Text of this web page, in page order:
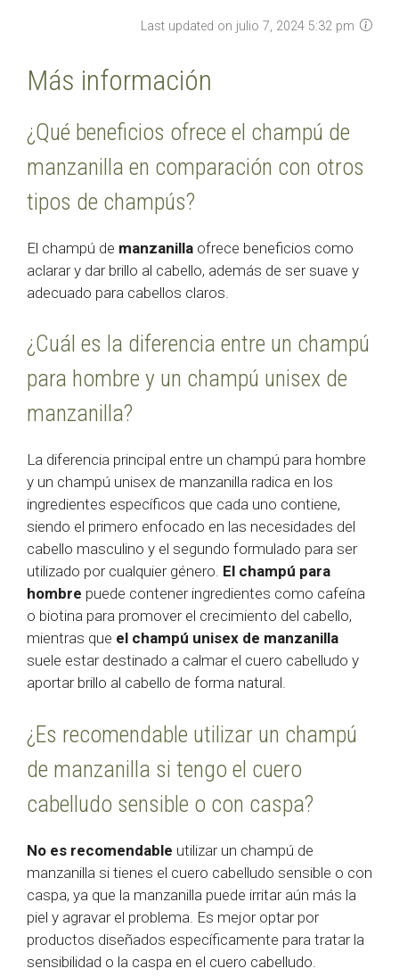
Last updated on julio 7, 2024 5:32 pm
Más información
¿Qué beneficios ofrece el champú de
manzanilla en comparación con otros
tipos de champús?
El champú de manzanilla ofrece beneficios como
aclarar y dar brillo al cabello, además de ser suave y
adecuado para cabellos claros.
¿Cuál es la diferencia entre un champú
para hombre y un champú unisex de
manzanilla?
La diferencia principal entre un champú para hombre
y un champú unisex de manzanilla radica en los
ingredientes específicos que cada uno contiene,
siendo el primero enfocado en las necesidades del
cabello masculino y el segundo formulado para ser
utilizado por cualquier género. El champú para
hombre puede contener ingredientes como cafeína
o biotina para promover el crecimiento del cabello,
mientras que el champú unisex de manzanilla
suele estar destinado a calmar el cuero cabelludo y
aportar brillo al cabello de forma natural.
¿Es recomendable utilizar un champú
de manzanilla si tengo el cuero
cabelludo sensible o con caspa?
No es recomendable utilizar un champú de
manzanilla si tienes el cuero cabelludo sensible o con
caspa, ya que la manzanilla puede irritar aún más la
piel y agravar el problema. Es mejor optar por
productos diseñados específicamente para tratar la
sensibilidad o la caspa en el cuero cabelludo.